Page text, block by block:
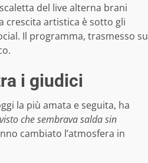
del live alterna brani
crescita artistica è sotto gli
Il programma, trasmesso su
i giudici
la più amata e seguita, ha
che sembrava salda sin
cambiato l’atmosfera in